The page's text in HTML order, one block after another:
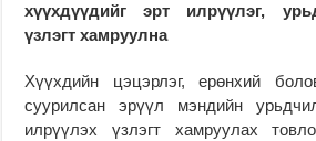
хүүхдүүдийг эрт илрүүлэг,
үзлэгт хамруулна
Хүүхдийн цэцэрлэг, ерөнхий
суурилсан эрүүл мэндийн
илрүүлэх үзлэгт хамруулах